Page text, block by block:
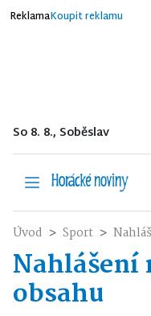
ReklamaKoupit reklamu
So 8. 8., Soběslav
Úvod Sport
Nahlášení
obsahu